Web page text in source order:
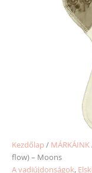
Kezdőlap / MÁRKÁINK
flow) – Moons
A vadiújdonságok,